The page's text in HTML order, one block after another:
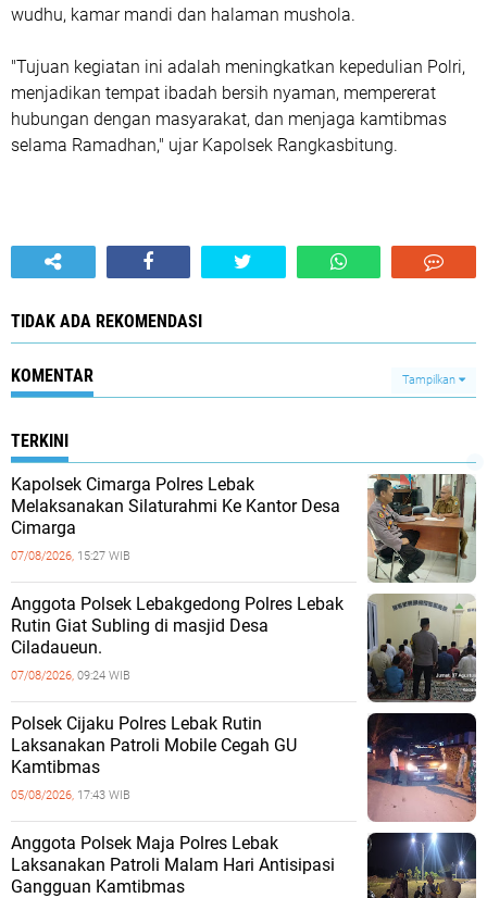
wudhu, kamar mandi dan halaman mushola.
"Tujuan kegiatan ini adalah meningkatkan kepedulian Polri,
menjadikan tempat ibadah bersih nyaman, mempererat
hubungan dengan masyarakat, dan menjaga kamtibmas
selama Ramadhan," ujar Kapolsek Rangkasbitung.
TIDAK ADA REKOMENDASI
KOMENTAR Tampilkan
TERKINI
Kapolsek Cimarga Polres Lebak
Melaksanakan Silaturahmi Ke Kantor Desa
Cimarga
07/08/2026, 15:27 WIB
Anggota Polsek Lebakgedong Polres Lebak
Rutin Giat Subling di masjid Desa
Ciladaueun.
07/08/2026, 09:24 WIB
Polsek Cijaku Polres Lebak Rutin
Laksanakan Patroli Mobile Cegah GU
Kamtibmas
05/08/2026, 17:43 WIB
Anggota Polsek Maja Polres Lebak
Laksanakan Patroli Malam Hari Antisipasi
Gangguan Kamtibmas